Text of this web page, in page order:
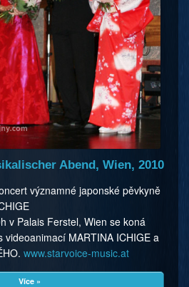
Abend, Wien, 2010
významné japonské pěvkyně
v Palais Ferstel, Wien se koná
videoanimací MARTINA ICHIGE a
www.starvoice-music.at
Více »